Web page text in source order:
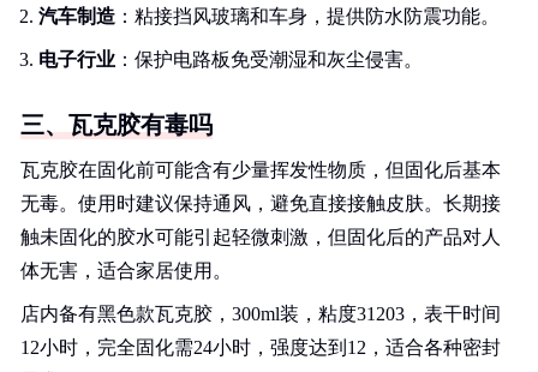
汽车制造 ：粘接挡风玻璃和车身，提供防水防震功能。
电子行业 ：保护电路板免受潮湿和灰尘侵害。
三、瓦克胶有毒吗
瓦克胶在固化前可能含有少量挥发性物质，但固化后基本
无毒。使用时建议保持通风，避免直接接触皮肤。长期接
触未固化的胶水可能引起轻微刺激，但固化后的产品对人
体无害，适合家居使用。
店内备有黑色款瓦克胶，300ml装，粘度31203，表干时间
12小时，完全固化需24小时，强度达到12，适合各种密封